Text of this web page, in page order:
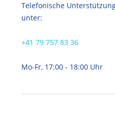
Telefonische
unter:
+41 79 757 83 36
Mo-Fr, 17:00 - 18:00 Uhr